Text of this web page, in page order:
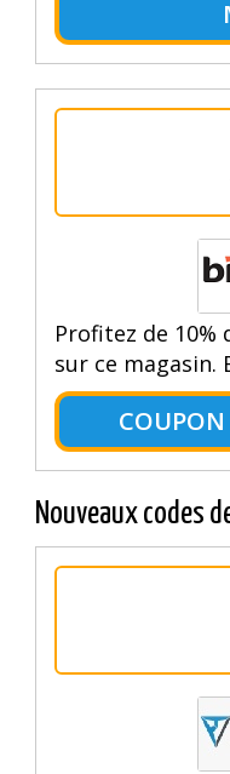
Profitez de
sur ce magasin.
Nouveaux codes